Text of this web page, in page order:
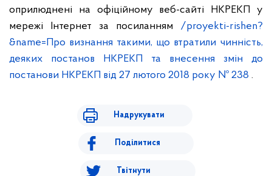
оприлюднені на офіційному веб-сайті НКРЕКП у
мережі Інтернет за посиланням /proyekti-rishen?
&name=Про визнання такими, що втратили чинність,
деяких постанов НКРЕКП та внесення змін до
постанови НКРЕКП від 27 лютого 2018 року № 238 .
Надрукувати
Поділитися
Твітнути